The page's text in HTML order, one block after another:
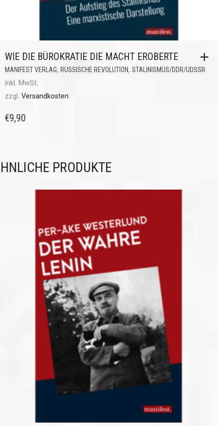
WIE DIE BÜROKRATIE DIE MACHT EROBERTE
MANIFEST VERLAG, RUSSISCHE REVOLUTION, STALINISMUS/DDR/UDSSR
inkl. MwSt.
zzgl. Versandkosten
€9,90
PRODUKTE